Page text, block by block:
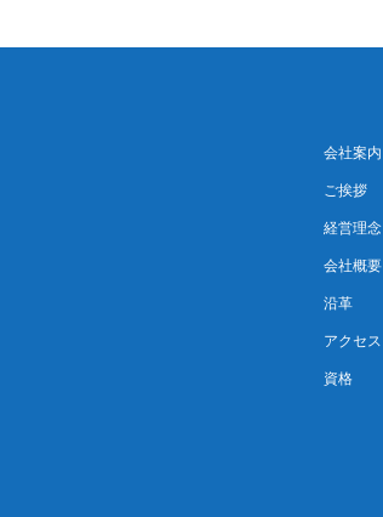
会社案内
ご挨拶
経営理念
会社概要
沿革
アクセス
資格